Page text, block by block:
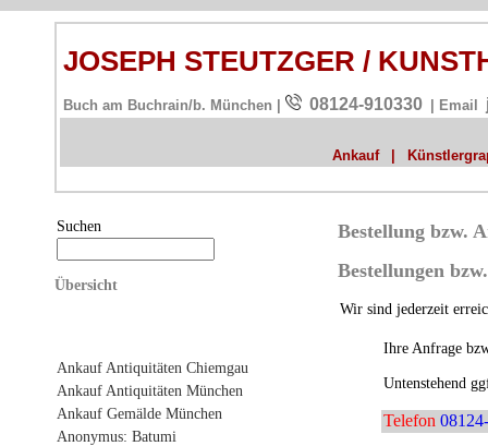
JOSEPH STEUTZGER /
Buch am Buchrain/b. München | 08124-910330 | Email
Ankauf
Suchen
Übersicht
Ankauf Antiquitäten Chiemgau
Ankauf Antiquitäten München
Ankauf Gemälde München
Anonymus: Batumi
Bestellung bzw.
Bestellungen
Wir sind jederzeit
Ihre Anfrage
Untenstehend
Telefon